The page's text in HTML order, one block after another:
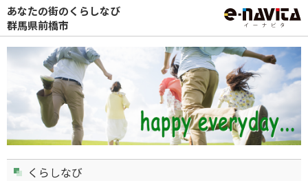
あなたの街のくらしなび
群馬県前橋市
くらしなび